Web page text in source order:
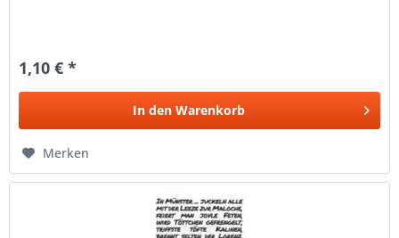
1,10 € *
In den Warenkorb
Merken